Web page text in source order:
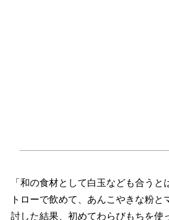
「和の食材として白玉なども合うと
トローで飲めて、あんこやきな粉と
討した結果、初めてわらびもちを使